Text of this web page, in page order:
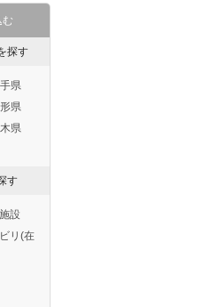
探す
県
県
県
県
県
府
す
設
リ(在